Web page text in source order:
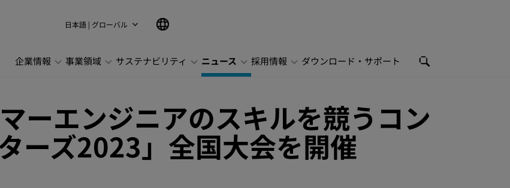
日本語 | グローバル
企業情報 事業領域 サステナビリティ ニュース 採用情報 ダウンロード・サポート
ーエンジニアのスキルを競うコン
ーズ2023」全国大会を開催